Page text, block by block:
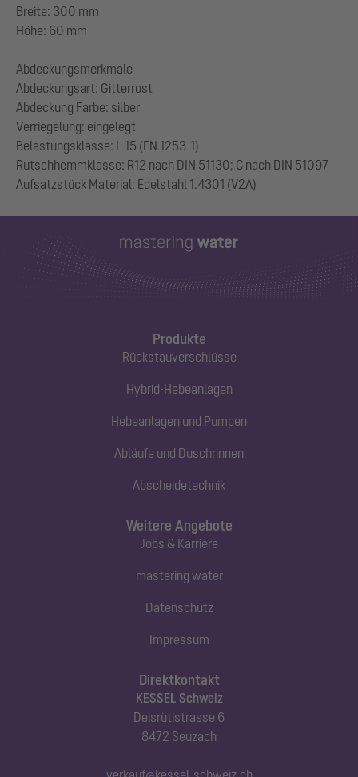
Breite: 300 mm
Höhe: 60 mm
Abdeckungsmerkmale
Abdeckungsart: Gitterrost
Abdeckung Farbe: silber
Verriegelung: eingelegt
Belastungsklasse: L 15 (EN 1253-1)
Rutschhemmklasse: R12 nach DIN 51130; C nach DIN 51097
Produkte
Rückstauverschlüsse
Hybrid-Hebeanlagen
Hebeanlagen und Pumpen
Abläufe und Duschrinnen
Abscheidetechnik
Direktkontakt
KESSEL Schweiz
Deisrütistrasse 6
8472 Seuzach
Weitere Angebote
Jobs & Karriere
mastering water
Datenschutz
Impressum